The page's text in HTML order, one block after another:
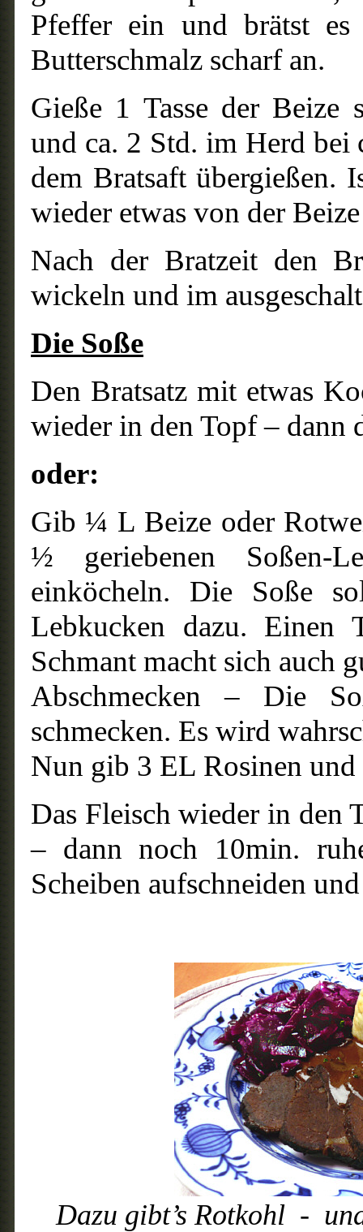
Pfeffer ein und brätst
Butterschmalz scharf an.
Gieße 1 Tasse der Beize
und ca. 2 Std. im Herd bei
dem Bratsaft übergießen.
wieder etwas von der
Nach der Bratzeit den
wickeln und im
Die Soße
Den Bratsatz mit etwas
wieder in den Topf – dann
oder:
Gib ¼ L Beize oder
½ geriebenen Soßen-
einköcheln. Die Soße
Lebkucken dazu. Einen
Schmant macht sich auch
Abschmecken – Die
schmecken. Es wird
Nun gib 3 EL Rosinen
Das Fleisch wieder in den
– dann noch 10min.
Scheiben aufschneiden
Dazu gibt’s Rotkohl -